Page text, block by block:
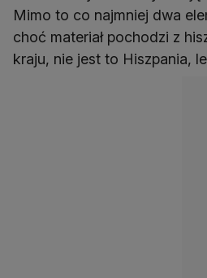
Mimo to co najmniej dwa
choć materiał pochodzi z
kraju, nie jest to Hiszpania,